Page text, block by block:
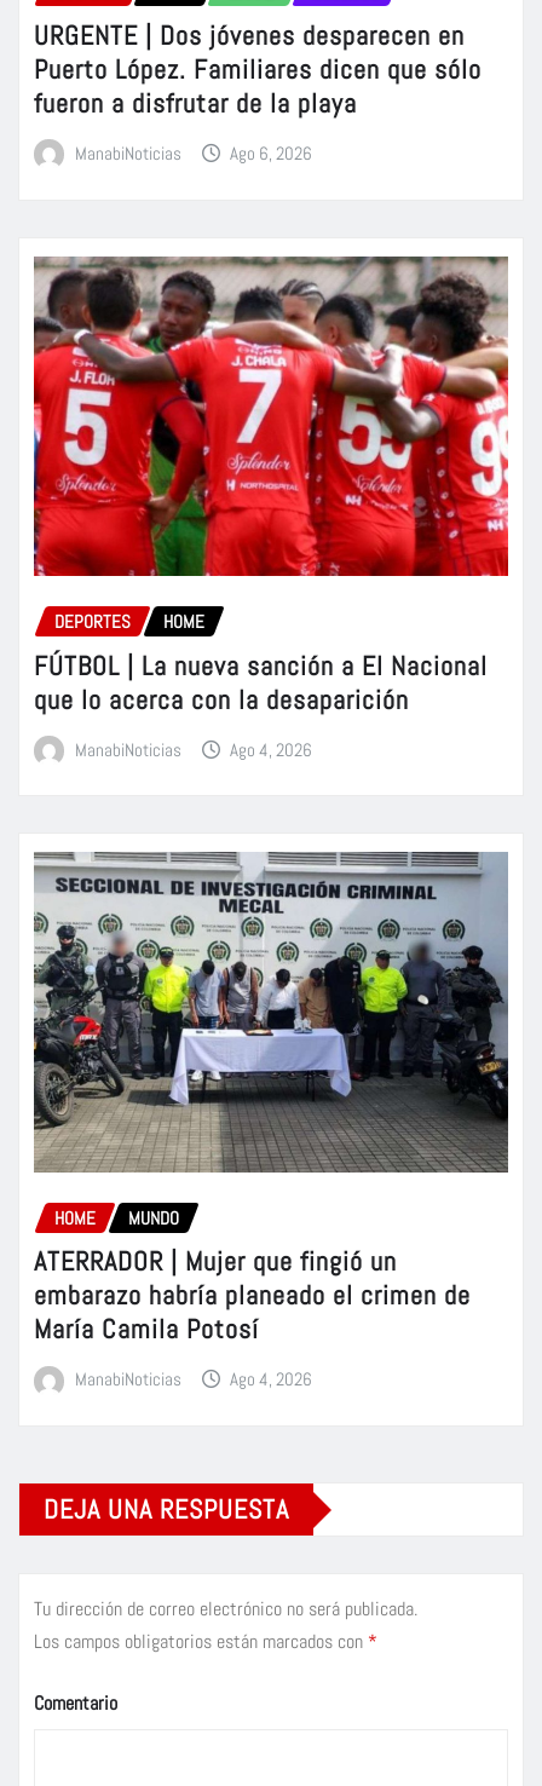
URGENTE | Dos jóvenes desparecen en
Puerto López. Familiares dicen que sólo
fueron a disfrutar de la playa
ManabiNoticias Ago 6, 2026
DEPORTES HOME
FÚTBOL | La nueva sanción a El Nacional
que lo acerca con la desaparición
ManabiNoticias Ago 4, 2026
HOME MUNDO
ATERRADOR | Mujer que fingió un
embarazo habría planeado el crimen de
María Camila Potosí
ManabiNoticias Ago 4, 2026
DEJA UNA RESPUESTA
Tu dirección de correo electrónico no será publicada.
Los campos obligatorios están marcados con *
Comentario